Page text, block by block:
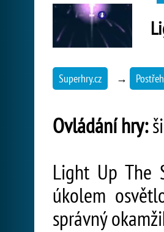
Superhry.cz →
Ovládání hry:
Light Up The
úkolem
správný